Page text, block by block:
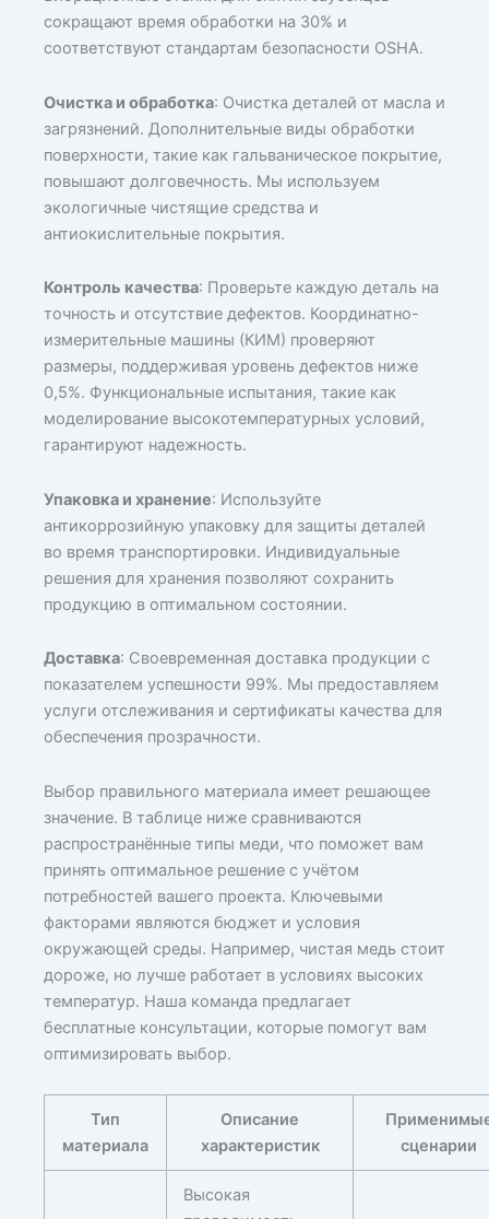
сокращают время обработки на 30% и
соответствуют стандартам безопасности OSHA.
Очистка и обработка: Очистка деталей от масла и
загрязнений. Дополнительные виды обработки
поверхности, такие как гальваническое покрытие,
повышают долговечность. Мы используем
экологичные чистящие средства и
антиокислительные покрытия.
Контроль качества: Проверьте каждую деталь на
точность и отсутствие дефектов. Координатно-
измерительные машины (КИМ) проверяют
размеры, поддерживая уровень дефектов ниже
0,5%. Функциональные испытания, такие как
моделирование высокотемпературных условий,
гарантируют надежность.
Упаковка и хранение: Используйте
антикоррозийную упаковку для защиты деталей
во время транспортировки. Индивидуальные
решения для хранения позволяют сохранить
продукцию в оптимальном состоянии.
Доставка: Своевременная доставка продукции с
показателем успешности 99%. Мы предоставляем
услуги отслеживания и сертификаты качества для
обеспечения прозрачности.
Выбор правильного материала имеет решающее
значение. В таблице ниже сравниваются
распространённые типы меди, что поможет вам
принять оптимальное решение с учётом
потребностей вашего проекта. Ключевыми
факторами являются бюджет и условия
окружающей среды. Например, чистая медь стоит
дороже, но лучше работает в условиях высоких
температур. Наша команда предлагает
бесплатные консультации, которые помогут вам
оптимизировать выбор.
Тип
материала
Описание
характеристик
сценарии
Высокая